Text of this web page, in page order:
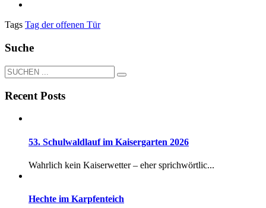
Tags Tag der offenen Tür
Suche
Recent Posts
53. Schulwaldlauf im Kaisergarten 2026
Wahrlich kein Kaiserwetter – eher sprichwörtlic...
Hechte im Karpfenteich